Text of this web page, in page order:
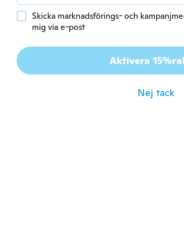
D Dawn
Love this ring it's
very gorgeous.
Skicka marknadsförings- och
mig via e-post
Aktivera
Nej tack